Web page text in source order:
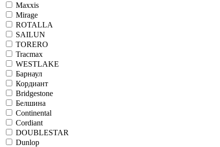
Maxxis
Mirage
ROTALLA
SAILUN
TORERO
Tracmax
WESTLAKE
Барнаул
Кордиант
Bridgestone
Белшина
Continental
Cordiant
DOUBLESTAR
Dunlop